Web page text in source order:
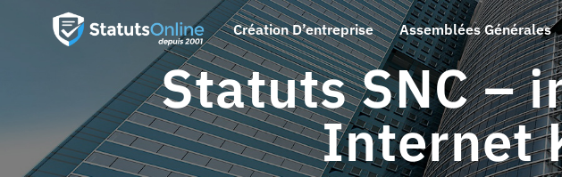
Création D’entreprise Assemblées Générales
Statuts SNC –
Internet